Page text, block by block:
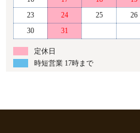
23
24 25 26
30
31
定休日
時短営業 17時まで